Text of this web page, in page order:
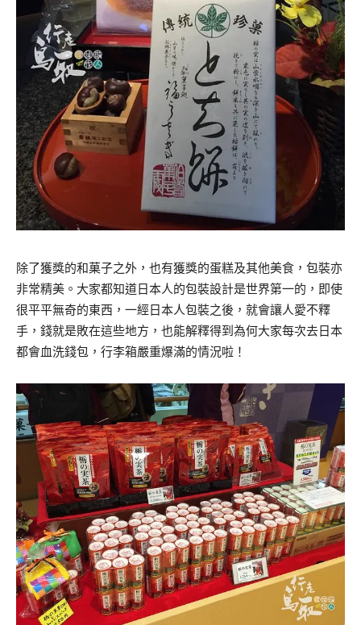
除了獲獎的和菓子之外，也有獲獎的蛋糕及其他美食，包裝亦
非常精美。大家都知道日本人的包裝設計是世界第一的，即使
很平平無奇的東西，一經日本人包裝之後，就會讓人愛不釋
手，錢就是敗在這些地方，也能解釋得到為何大家每次去日本
都會血洗錢包，行李箱嚴重爆滿的情況啦！